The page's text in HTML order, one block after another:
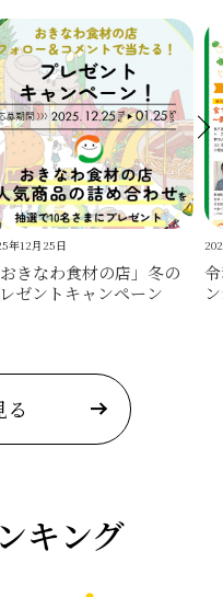
年12月25日
おきなわ食材の店」冬の
ゼントキャンペーン
る
キング